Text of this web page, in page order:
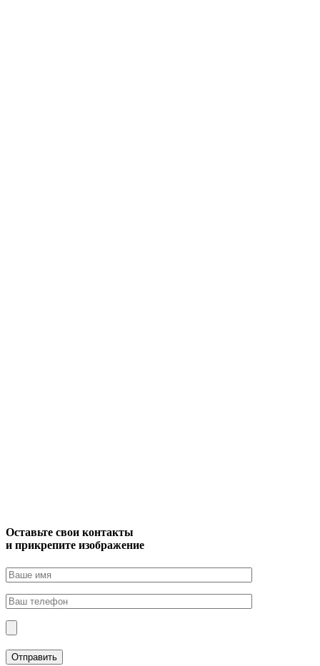
Оставьте свои контакты
и прикрепите изображение